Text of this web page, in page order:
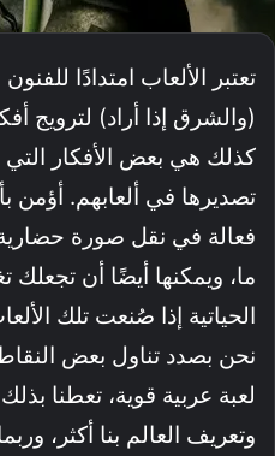
تعتبر الألعاب امتدادًا
(والشرق إذا أراد) لترويج
كذلك هي بعض الأفكار
تصديرها في ألعابهم. أؤمن
فعالة في نقل صورة
ما، ويمكنها أيضًا أن تجعلك
الحياتية إذا صُنعت تلك
نحن بصدد تناول بعض
لعبة عربية قوية، تعطنا
وتعريف العالم بنا أكثر،